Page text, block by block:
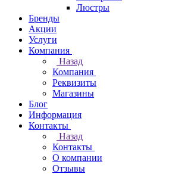
Люстры
Бренды
Акции
Услуги
Компания
Назад
Компания
Реквизиты
Магазины
Блог
Информация
Контакты
Назад
Контакты
О компании
Отзывы